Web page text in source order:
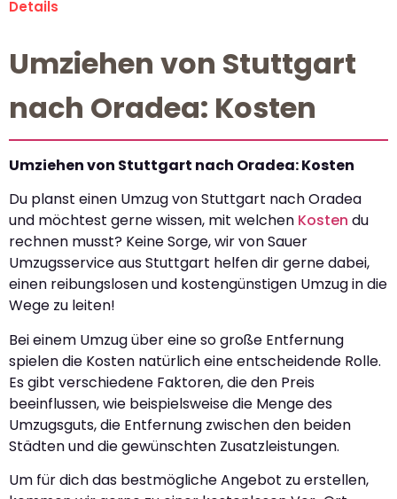
Details
Umziehen von Stuttgart
nach Oradea: Kosten
Umziehen von Stuttgart nach Oradea: Kosten
Du planst einen Umzug von Stuttgart nach Oradea
und möchtest gerne wissen, mit welchen Kosten du
rechnen musst? Keine Sorge, wir von Sauer
Umzugsservice aus Stuttgart helfen dir gerne dabei,
einen reibungslosen und kostengünstigen Umzug in die
Wege zu leiten!
Bei einem Umzug über eine so große Entfernung
spielen die Kosten natürlich eine entscheidende Rolle.
Es gibt verschiedene Faktoren, die den Preis
beeinflussen, wie beispielsweise die Menge des
Umzugsguts, die Entfernung zwischen den beiden
Städten und die gewünschten Zusatzleistungen.
Um für dich das bestmögliche Angebot zu erstellen,